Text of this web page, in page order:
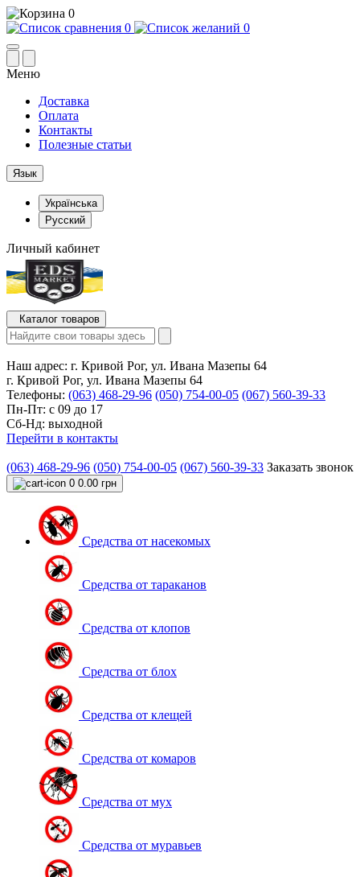
0
0
0
Меню
Доставка
Оплата
Контакты
Полезные статьи
Язык
Українська
Русский
Личный кабинет
Каталог товаров
Наш адрес: г. Кривой Рог, ул. Ивана Мазепы 64
г. Кривой Рог, ул. Ивана Мазепы 64
Телефоны: (063) 468-29-96 (050) 754-00-05 (067) 560-39-33
Пн-Пт: с 09 до 17
Сб-Нд: выходной
Перейти в контакты
(063) 468-29-96 (050) 754-00-05 (067) 560-39-33 Заказать звонок
0 0.00 грн
Средства от насекомых
Средства от тараканов
Средства от клопов
Средства от блох
Средства от клещей
Средства от комаров
Средства от мух
Средства от муравьев